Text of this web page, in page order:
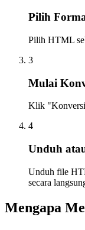
Pilih
Pilih HTML
3
Mulai
Klik
4
Unduh
Unduh file
secara
Mengapa